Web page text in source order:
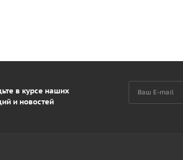
в курсе наших
и новостей